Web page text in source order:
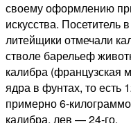
своему оформлению
искусства. Посетитель
литейщики отмечали
стволе барельеф
калибра (французская
ядра в фунтах, то есть
примерно 6-
калибра, лев — 24-го.